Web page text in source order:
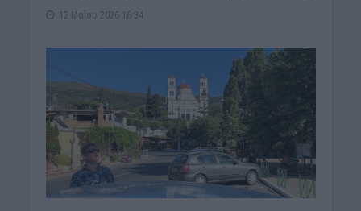
12 Μαΐου 2026 16:34